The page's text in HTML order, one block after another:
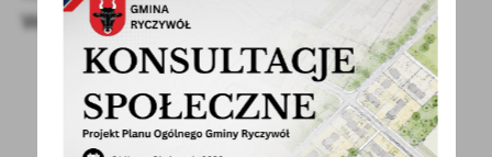
Wsparcia Rolnictwa